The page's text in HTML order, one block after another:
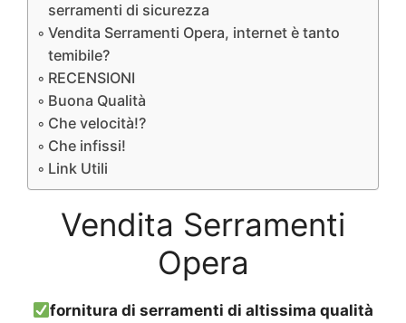
serramenti di sicurezza
Vendita Serramenti Opera, internet è tanto
temibile?
RECENSIONI
Buona Qualità
Che velocità!?
Che infissi!
Link Utili
Vendita Serramenti
Opera
fornitura di serramenti di altissima qualità